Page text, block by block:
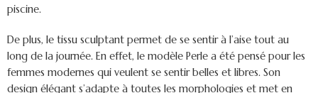
piscine.
De plus, le tissu sculptant permet de se sentir à l’aise tout au
long de la journée. En effet, le modèle Perle a été pensé pour les
femmes modernes qui veulent se sentir belles et libres. Son
design élégant s’adapte à toutes les morphologies et met en